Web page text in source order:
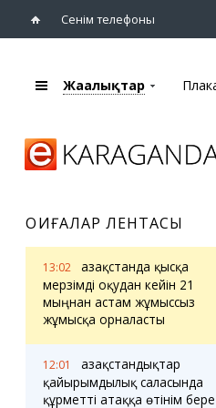
Сенім телефоны
Жаңалықтары
Ақпараттық
бюллетень
Тұлғалар
Сұхбат
«ЕШКА» блогері
Жаңалықтар
ОҚИҒАЛАР ЛЕНТАСЫ
13:02
Қазақстанда қысқа
мерзімді оқудан кейін 21
мыңнан астам жұмыссыз
жұмысқа орналасты
12:01
Қазақстандықтар
қайырымдылық саласында
құрметті атаққа өтінім бере